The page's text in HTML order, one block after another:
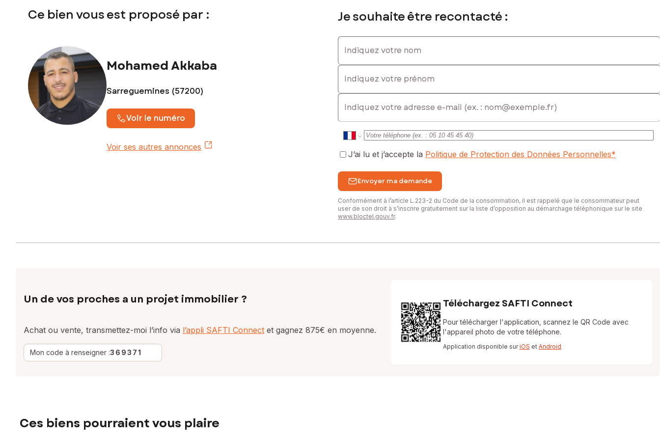
Contactez votre conseiller SAFTI : Mohamed AKKABA, Tél. : 06 58 78 33 08, E-mail : mohamed.akkaba@safti.fr - EI - Agent commercial immatriculé au RSAC de SARREGUEMINES sous le
Ce bien vous est proposé par :
Mohamed Akkaba
Sarreguemines (57200)
Voir le numéro
Voir ses autres annonces
Je souhaite être recontacté :
Indiquez votre nom
Indiquez votre prénom
E-mail
J’ai lu et j’accepte la Politique de Protection des Données Personnelles*
Envoyer ma demande
Conformément à l’article L.223-2 du Code de la consommation, il est rappelé que le consommateur peut
user de son droit à s’inscrire gratuitement sur la liste d’opposition au démarchage téléphonique sur le site
www.bloctel.gouv.fr.
Un de vos proches a un projet immobilier ?
Achat ou vente, transmettez-moi l’info via l’appli SAFTI Connect et gagnez 875€ en moyenne.
Mon code à renseigner :369371
Téléchargez SAFTI Connect
Pour télécharger l'application, scannez le QR Code avec
l'appareil photo de votre téléphone.
Application disponible suriOS et Android
Ces biens pourraient vous plaire